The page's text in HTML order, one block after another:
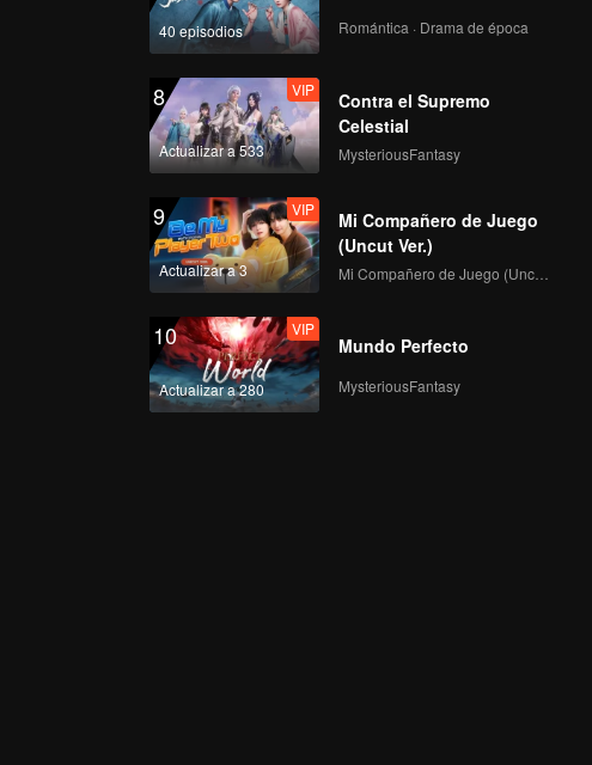
40 episodios Romántica · Drama de época
8
Actualizar a 533
VIP
Contra el Supremo
Celestial
MysteriousFantasy
9
Actualizar a 3
VIP
Mi Compañero de Juego
(Uncut Ver.)
Mi Compañero de Juego (Uncut Ver.)
10
Actualizar a 280
VIP
Mundo Perfecto
MysteriousFantasy